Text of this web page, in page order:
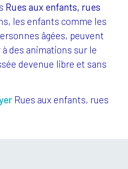
Rues aux enfants, rues
les enfants comme les
âgées, peuvent
des animations sur le
devenue libre et sans
Rues aux enfants, rues